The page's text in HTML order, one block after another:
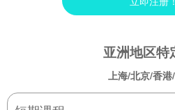
亚洲地区特
上海/北京/香